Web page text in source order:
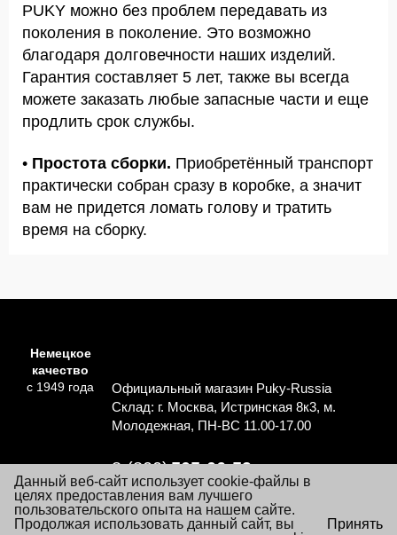
PUKY можно без проблем передавать из
поколения в поколение. Это возможно
благодаря долговечности наших изделий.
Гарантия составляет 5 лет, также вы всегда
можете заказать любые запасные части и еще
продлить срок службы.
• Простота сборки. Приобретённый транспорт
практически собран сразу в коробке, а значит
вам не придется ломать голову и тратить
время на сборку.
Немецкое
качество
с 1949 года
Официальный магазин Puky-Russia
Склад: г. Москва, Истринская 8к3, м.
Молодежная, ПН-ВС 11.00-17.00
8 (800)505-06-59
Перезвоните мне
Согласие на обработку персональных данных ×
Данный веб-сайт использует cookie-файлы в
целях предоставления вам лучшего
пользовательского опыта на нашем сайте.
Продолжая использовать данный сайт, вы
Принять